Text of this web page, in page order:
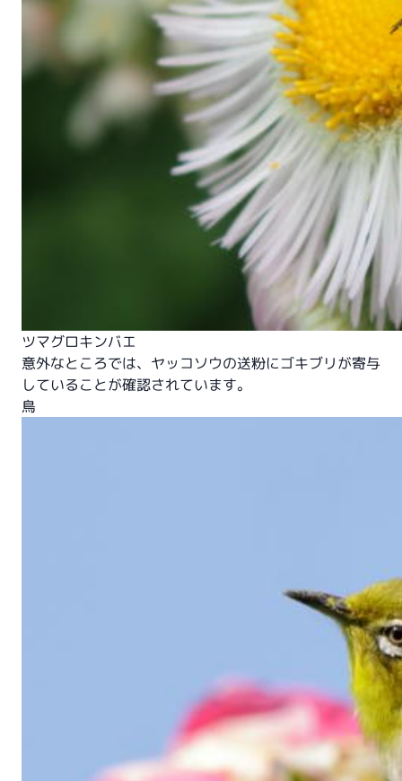
ツマグロキンバエ
意外なところでは、ヤッコソウの送粉にゴキブリが寄与
していることが確認されています。
鳥